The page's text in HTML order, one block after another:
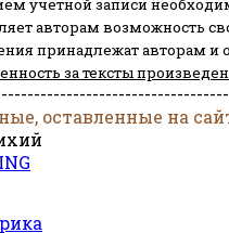
учётной записи
авторам возможность
принадлежат авторам и
за тексты
оставленные на